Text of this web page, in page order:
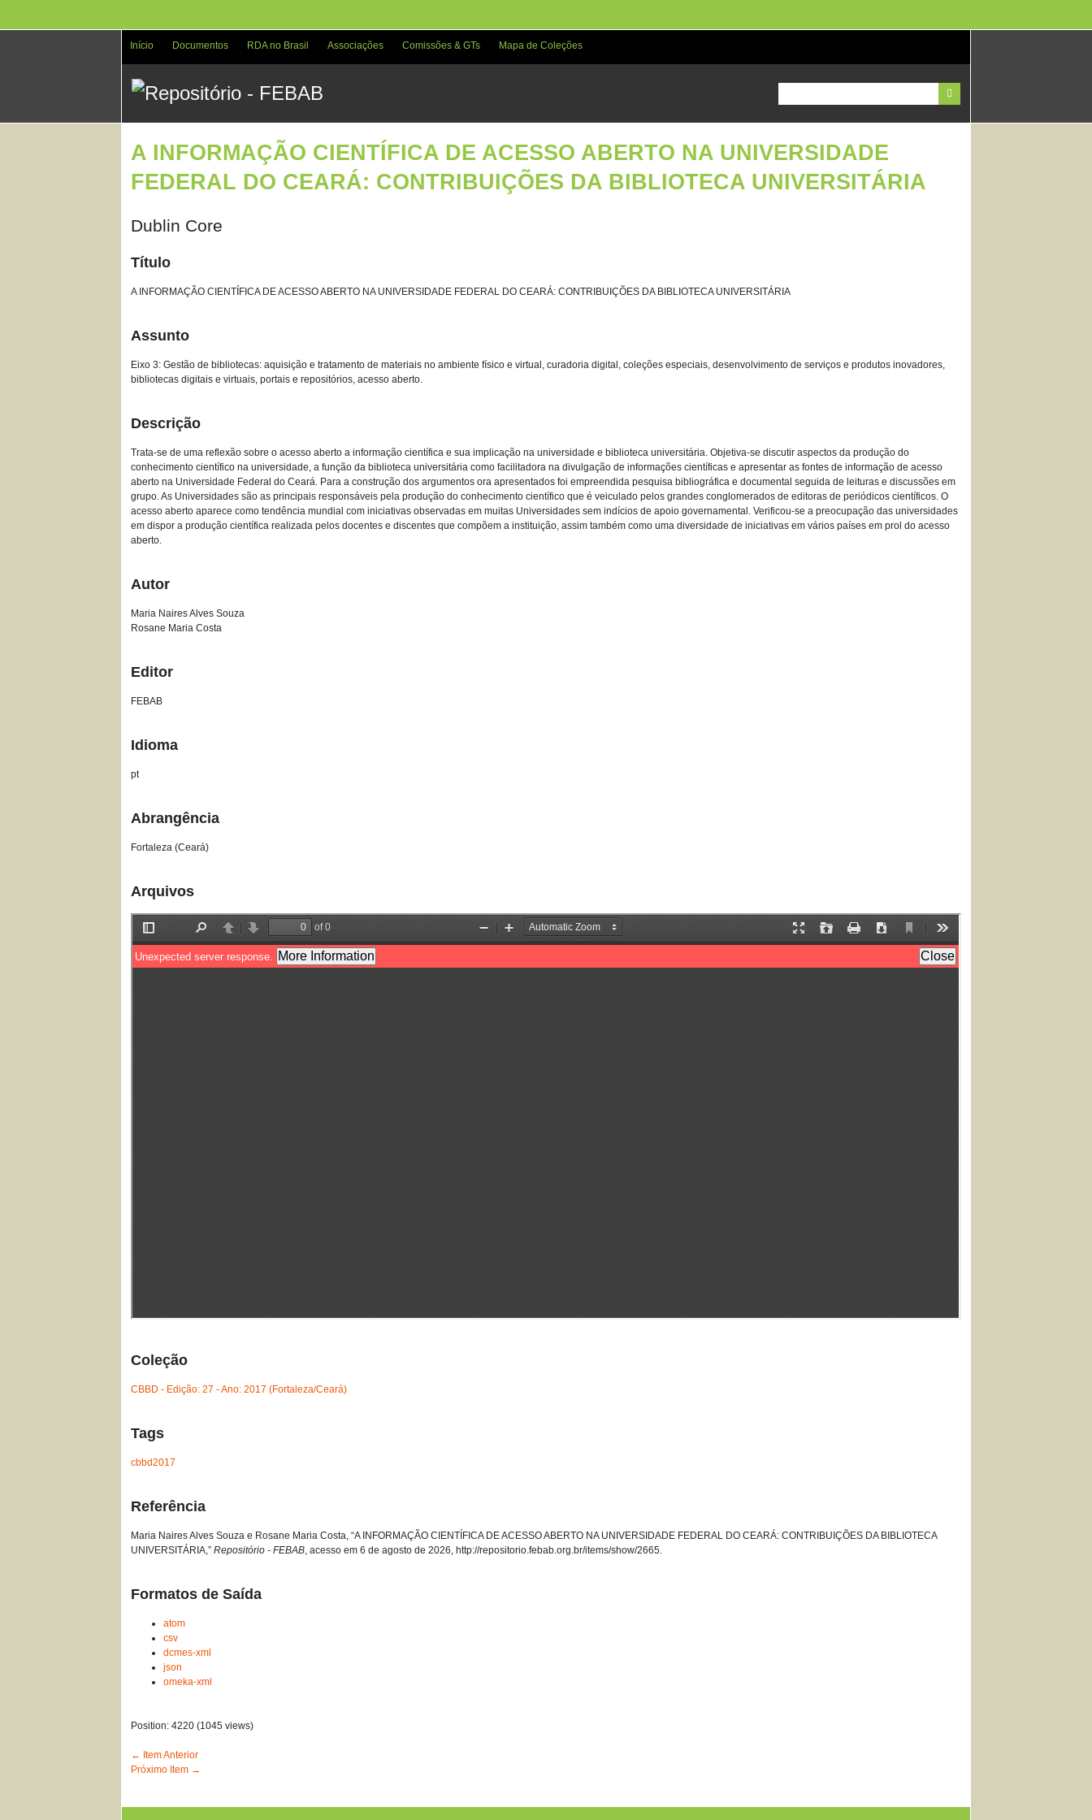
Início Documentos RDA no Brasil Associações Comissões & GTs Mapa de Coleções
A INFORMAÇÃO CIENTÍFICA DE ACESSO ABERTO NA UNIVERSIDADE
FEDERAL DO CEARÁ: CONTRIBUIÇÕES DA BIBLIOTECA UNIVERSITÁRIA
Dublin Core
Título
A INFORMAÇÃO CIENTÍFICA DE ACESSO ABERTO NA UNIVERSIDADE FEDERAL DO CEARÁ: CONTRIBUIÇÕES DA BIBLIOTECA UNIVERSITÁRIA
Assunto
Eixo 3: Gestão de bibliotecas: aquisição e tratamento de materiais no ambiente físico e virtual, curadoria digital, coleções especiais, desenvolvimento de serviços e produtos inovadores,
bibliotecas digitais e virtuais, portais e repositórios, acesso aberto.
Descrição
Trata-se de uma reflexão sobre o acesso aberto a informação científica e sua implicação na universidade e biblioteca universitária. Objetiva-se discutir aspectos da produção do
conhecimento científico na universidade, a função da biblioteca universitária como facilitadora na divulgação de informações científicas e apresentar as fontes de informação de acesso
aberto na Universidade Federal do Ceará. Para a construção dos argumentos ora apresentados foi empreendida pesquisa bibliográfica e documental seguida de leituras e discussões em
grupo. As Universidades são as principais responsáveis pela produção do conhecimento científico que é veiculado pelos grandes conglomerados de editoras de periódicos científicos. O
acesso aberto aparece como tendência mundial com iniciativas observadas em muitas Universidades sem indícios de apoio governamental. Verificou-se a preocupação das universidades
em dispor a produção científica realizada pelos docentes e discentes que compõem a instituição, assim também como uma diversidade de iniciativas em vários países em prol do acesso
aberto.
Autor
Maria Naires Alves Souza
Rosane Maria Costa
Editor
FEBAB
Idioma
pt
Abrangência
Fortaleza (Ceará)
Arquivos
Coleção
CBBD - Edição: 27 - Ano: 2017 (Fortaleza/Ceará)
Tags
cbbd2017
Referência
Maria Naires Alves Souza e Rosane Maria Costa, “A INFORMAÇÃO CIENTÍFICA DE ACESSO ABERTO NA UNIVERSIDADE FEDERAL DO CEARÁ: CONTRIBUIÇÕES DA BIBLIOTECA
UNIVERSITÁRIA,”Repositório - FEBAB, acesso em 6 de agosto de 2026, http://repositorio.febab.org.br/items/show/2665.
Formatos de Saída
atom
csv
dcmes-xml
json
omeka-xml
Position:4220 (1045 views)
← Item Anterior
Próximo Item →